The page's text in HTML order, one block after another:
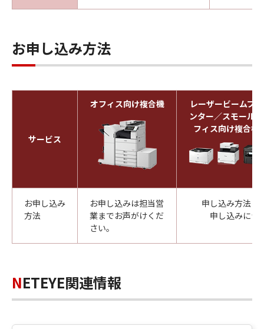
お申し込み方法
サービス
オフィス向け複合機
レーザービームプリ
ンター／スモールオ
フィス向け複合機
お申し込み
方法
お申し込みは担当営
業までお声がけくだ
さい。
申し込み方法に
申し込みにつ
NETEYE関連情報